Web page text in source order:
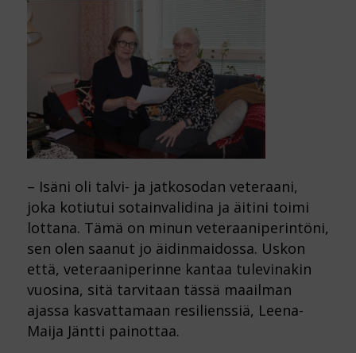
– Isäni oli talvi- ja jatkosodan veteraani,
joka kotiutui sotainvalidina ja äitini toimi
lottana. Tämä on minun veteraaniperintöni,
sen olen saanut jo äidinmaidossa. Uskon
että, veteraaniperinne kantaa tulevinakin
vuosina, sitä tarvitaan tässä maailman
ajassa kasvattamaan resilienssiä, Leena-
Maija Jäntti painottaa.